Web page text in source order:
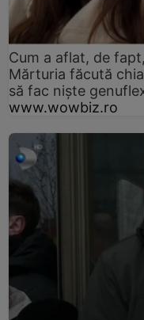
Cum a aflat, de
Mărturia făcută
să fac niște
www.wowbiz.ro